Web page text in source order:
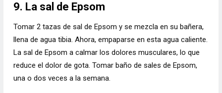
9. La sal de Epsom
Tomar 2 tazas de sal de Epsom y se mezcla en su bañera,
llena de agua tibia. Ahora, empaparse en esta agua caliente.
La sal de Epsom a calmar los dolores musculares, lo que
reduce el dolor de gota. Tomar baño de sales de Epsom,
una o dos veces a la semana.